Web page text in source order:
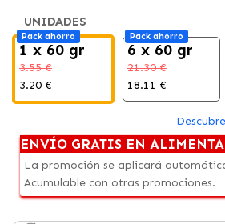
UNIDADES
Pack ahorro
1 x 60 gr
3.55 €
3.20 €
Pack ahorro
6 x 60 gr
21.30 €
18.11 €
ENVÍO GRATIS EN
La promoción se aplicará
Acumulable con otras promociones.